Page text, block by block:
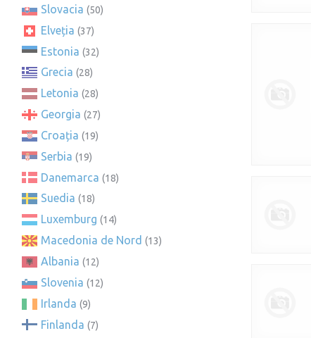
Slovacia (50)
Elveția (37)
Estonia (32)
Grecia (28)
Letonia (28)
Georgia (27)
Croația (19)
Serbia (19)
Danemarca (18)
Suedia (18)
Luxemburg (14)
Macedonia de Nord (13)
Albania (12)
Slovenia (12)
Irlanda (9)
Finlanda (7)